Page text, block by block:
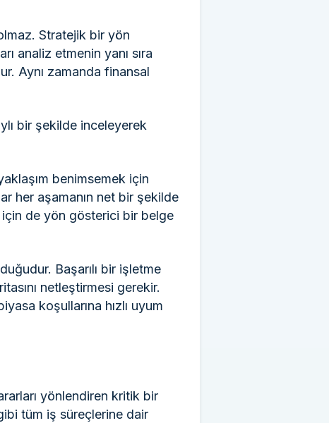
Stratejik bir yön
analiz etmenin yanı sıra
Aynı zamanda finansal
bir şekilde inceleyerek
benimsemek için
her aşamanın net bir şekilde
için de yön gösterici bir belge
Başarılı bir işletme
netleştirmesi gerekir.
koşullarına hızlı uyum
yönlendiren kritik bir
tüm iş süreçlerine dair